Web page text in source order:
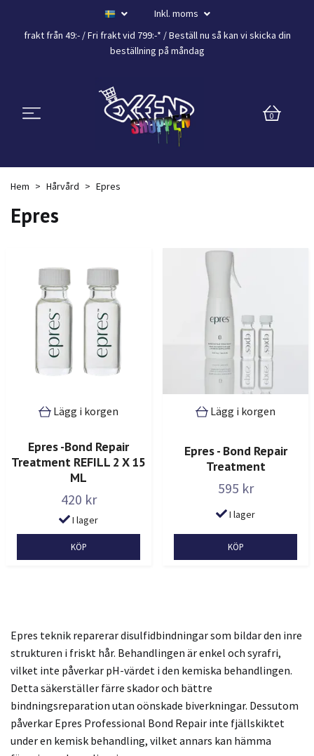
Inkl. moms
frakt från 49:- /Fri frakt vid 799:-* / Beställ nu så kan vi skicka din
beställning på måndag
0
Hem Hårvård Epres
Epres
Lägg i korgen
Epres -Bond Repair
Treatment REFILL 2 X 15
ML
420 kr
I lager
Lägg i korgen
Epres - Bond Repair
Treatment
595 kr
I lager
Epres teknik reparerar disulfidbindningar som bildar den inre
strukturen i friskt hår. Behandlingen är enkel och syrafri,
vilket inte påverkar pH-värdet i den kemiska behandlingen.
Detta säkerställer färre skador och bättre
bindningsreparation utan oönskade biverkningar. Dessutom
påverkar Epres Professional Bond Repair inte fjällskiktet
under en kemisk behandling, vilket annars kan hämma